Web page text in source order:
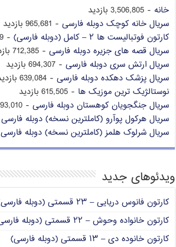
خانه - 3,506,805 بازدید
سریال خانه کوچک دوبله فارسی - 965,681 بازدید
کارتون فوتبالیست ها ۲ – کامل (دوبله فارسی)
- 834,619 بازدید
سریال قصه های جزیره دوبله فارسی - 712,385 بازدید
سریال ارتش سری دوبله فارسی - 694,307 بازدید
سریال پزشک دهکده دوبله فارسی - 639,084 بازدید
نوستالژیک ترین موزیک ها - 615,505 بازدید
سریال جنگجویان کوهستان دوبله فارسی - 593,010 بازدید
سریال هرکول پوآرو (کاملترین نسخه) دوبله فارسی
سریال شرلوک هلمز (کاملترین نسخه) دوبله فارسی
ویدئوهای جدید
کارتون فانوس دریایی – ۲۳ قسمتی (دوبله فارسی)
کارتون خانواده وحوش – ۲۲ قسمتی (دوبله فارسی)
کارتون خانوده دی – ۱۳ قسمتی (دوبله فارسی)